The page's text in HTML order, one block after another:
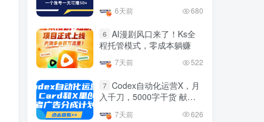
腾讯欢乐斗地主打金项目，
回收欢乐豆 一台电脑日收益
500+
3年前 5671人已阅读
TOP6
外面开车的三角洲出售脚
本，无卡密版本 单窗口日收
益30-70+ 可批量操作
1年前 4873人已阅读
TOP7
最新快手极速版秒货脚本，
直播间扫货必备神器【秒货
TOP8
6天前 680
6 AI漫剧风口来了！Ks全
程托管模式，零成本躺赚
7天前 522
7 Codex自动化运营X，月
入千刀，5000字干货 献给
7天前 626